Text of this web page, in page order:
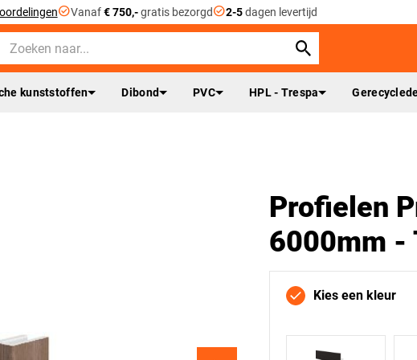
check_circleVanaf€ 750,-gratis bezorgdcheck_circle2-5dagen levertijd
kunststoffen Dibond PVC HPL - Trespa
Profielen
6000mm -
Kies een kleur